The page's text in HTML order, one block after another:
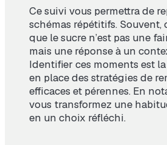
Ce suivi vous permettra de
schémas répétitifs. Souvent,
que le sucre n’est pas une
mais une réponse à un
Identifier ces moments est
en place des stratégies de
efficaces et pérennes. En
vous transformez une
en un choix réfléchi.